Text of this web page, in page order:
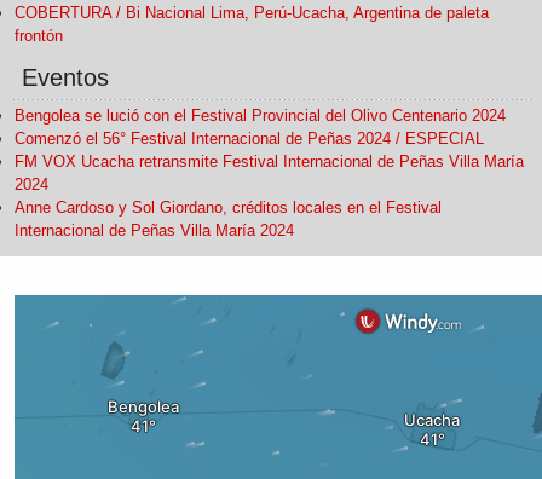
COBERTURA / Bi Nacional Lima, Perú-Ucacha, Argentina de paleta
frontón
Eventos
Bengolea se lució con el Festival Provincial del Olivo Centenario 2024
Comenzó el 56° Festival Internacional de Peñas 2024 / ESPECIAL
FM VOX Ucacha retransmite Festival Internacional de Peñas Villa María
2024
Anne Cardoso y Sol Giordano, créditos locales en el Festival
Internacional de Peñas Villa María 2024